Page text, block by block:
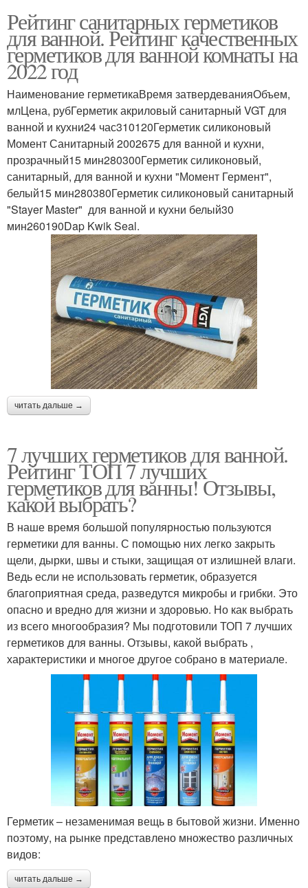
Рейтинг санитарных герметиков
для ванной. Рейтинг качественных
герметиков для ванной комнаты на
2022 год
Наименование герметикаВремя затвердеванияОбъем,
млЦена, рубГерметик акриловый санитарный VGT для
ванной и кухни24 час310120Герметик силиконовый
Момент Санитарный 2002675 для ванной и кухни,
прозрачный15 мин280300Герметик силиконовый,
санитарный, для ванной и кухни "Момент Гермент",
белый15 мин280380Герметик силиконовый санитарный
"Stayer Master" для ванной и кухни белый30
мин260190Dap Kwik Seal.
читать дальше →
7 лучших герметиков для ванной.
Рейтинг ТОП 7 лучших
герметиков для ванны! Отзывы,
какой выбрать?
В наше время большой популярностью пользуются
герметики для ванны. С помощью них легко закрыть
щели, дырки, швы и стыки, защищая от излишней влаги.
Ведь если не использовать герметик, образуется
благоприятная среда, разведутся микробы и грибки. Это
опасно и вредно для жизни и здоровью. Но как выбрать
из всего многообразия? Мы подготовили ТОП 7 лучших
герметиков для ванны. Отзывы, какой выбрать ,
характеристики и многое другое собрано в материале.
Герметик – незаменимая вещь в бытовой жизни. Именно
поэтому, на рынке представлено множество различных
видов:
читать дальше →